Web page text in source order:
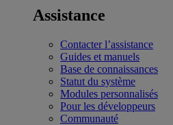
Assistance
Contacter l’assistance
Guides et manuels
Base de connaissances
Statut du système
Modules personnalisés
Pour les développeurs
Communauté